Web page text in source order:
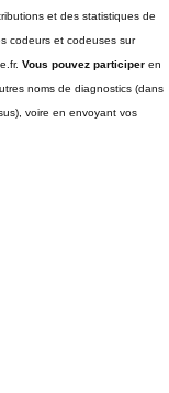
et des statistiques de
codeurs et codeuses sur
Vous pouvez participer en
noms de diagnostics (dans
voire en envoyant vos